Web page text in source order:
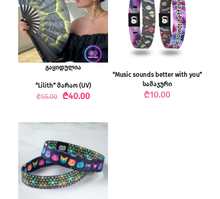
გაყიდულია
“Lilith” მარაო (UV)
₾55.00
Original
₾55.00.
₾40.00Current
₾40.00.
“Music sounds better with you”
სამაჯური
₾10.00